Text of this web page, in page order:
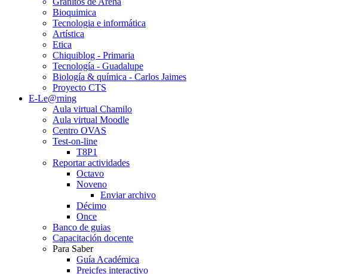
Bioquimica
Tecnologia e informática
Artística
Etica
Chiquiblog - Primaria
Tecnología - Guadalupe
Biología & química - Carlos Jaimes
Proyecto CTS
E-Le@rning
Aula virtual Chamilo
Aula virtual Moodle
Centro OVAS
Test-on-line
T8P1
Reportar actividades
Octavo
Noveno
Enviar archivo
Décimo
Once
Banco de guias
Capacitación docente
Para Saber
Guía Académica
Preicfes interactivo